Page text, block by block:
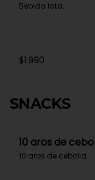
Bebida lata.
$1.990
SNACKS
10 aros de
10 aros de cebolla.